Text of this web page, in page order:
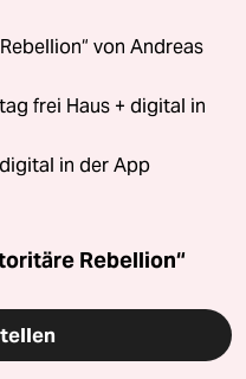
von Andreas
frei Haus + digital in
in der App
Rebellion“